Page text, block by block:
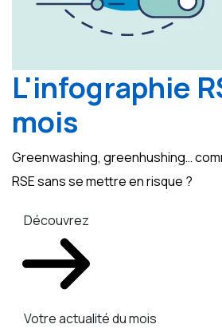
L'infographie
mois
Greenwashing, greenhushing…
RSE sans se mettre en risque ?
Découvrez
Votre actualité du mois